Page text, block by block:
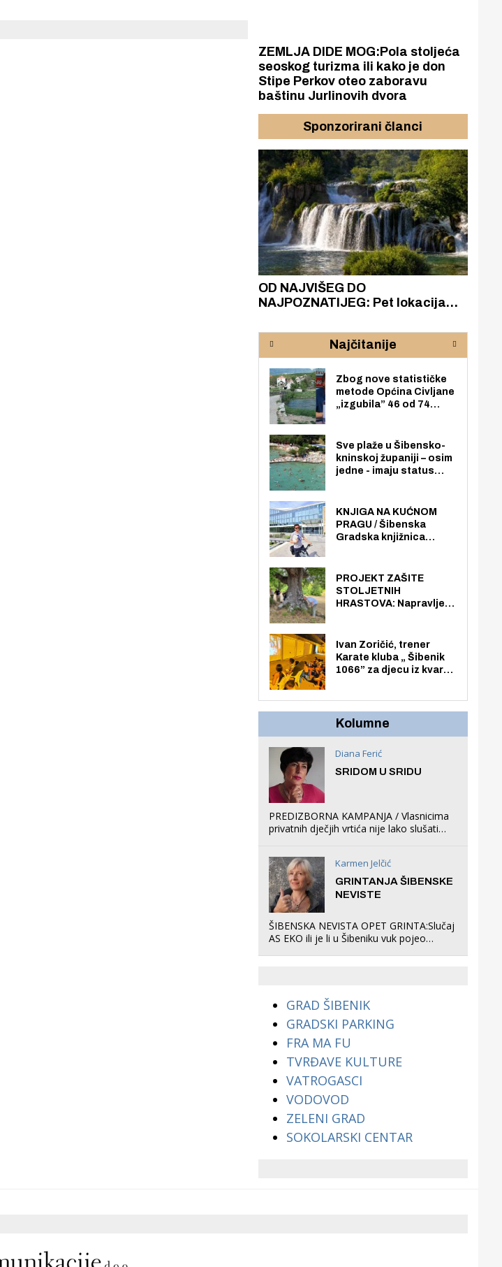
ZEMLJA DIDE MOG:Pola stoljeća
seoskog turizma ili kako je don
Stipe Perkov oteo zaboravu
baštinu Jurlinovih dvora
Sponzorirani članci
OD NAJVIŠEG DO
NAJPOZNATIJEG: Pet lokacija
rijeke Krke
Najčitanije
Zbog nove statističke
metode Općina Civljane
„izgubila” 46 od 74
nego radno sposobnih
osoba među svojih 170
stanovnika.
Sve plaže u Šibensko-
kninskoj županiji – osim
jedne - imaju status
općoj upotrebi. Pristup
je slobodan i besplatan
za sve građane i
KNJIGA NA KUĆNOM
PRAGU / Šibenska
Gradska knjižnica
knjiga na kućnu adresu
električnim biciklom.
PROJEKT ZAŠITE
STOLJETNIH
HRASTOVA: Napravljen
Zmajevac
Ivan Zoričić, trener
Karate kluba „ Šibenik
1066” za djecu iz kvarta
organizirao dječje
Kolumne
Diana Ferić
SRIDOM U SRIDU
PREDIZBORNA KAMPANJA / Vlasnicima
privatnih dječjih vrtića nije lako slušati
što oni rade u Šibeniku ne postoji
Karmen Jelčić
GRINTANJA ŠIBENSKE
NEVISTE
ŠIBENSKA NEVISTA OPET GRINTA:Slučaj
AS EKO ili je li u Šibeniku vuk pojeo
GRAD ŠIBENIK
GRADSKI PARKING
FRA MA FU
TVRĐAVE KULTURE
VATROGASCI
VODOVOD
ZELENI GRAD
SOKOLARSKI CENTAR